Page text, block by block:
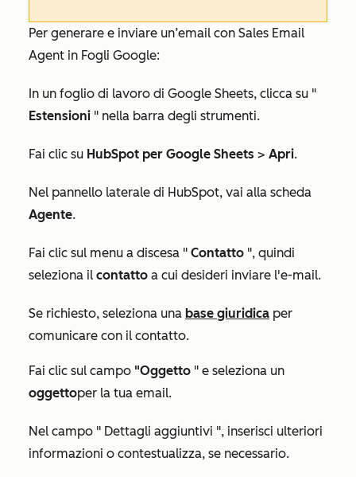
Per generare e inviare un’email con Sales Email
Agent in Fogli Google:
In un foglio di lavoro di Google Sheets, clicca su "
Estensioni " nella barra degli strumenti.
Fai clic su HubSpot per Google Sheets > Apri.
Nel pannello laterale di HubSpot, vai alla scheda
Agente.
Fai clic sul menu a discesa " Contatto ", quindi
seleziona il contatto a cui desideri inviare l'e-mail.
Se richiesto, seleziona una base giuridica per
comunicare con il contatto.
Fai clic sul campo "Oggetto " e seleziona un
oggettoper la tua email.
Nel campo " Dettagli aggiuntivi ", inserisci ulteriori
informazioni o contestualizza, se necessario.